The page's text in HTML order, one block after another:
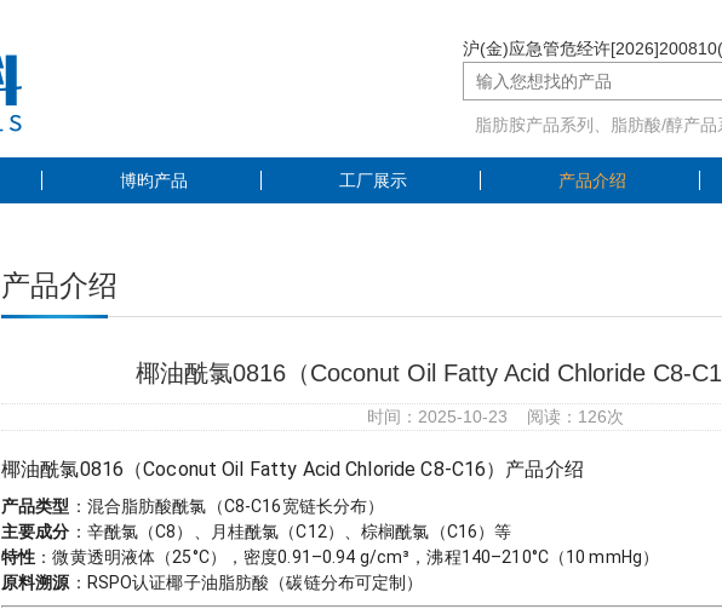
沪(金)应急管危经许
脂肪胺产品系列、脂肪酸/醇产品
博昀产品 工厂展示 产品介绍
产品介绍
椰油酰氯0816（Coconut Oil Fatty Acid Chloride C8-
时间：2025-10-23 阅读： 126次
椰油酰氯0816（Coconut Oil Fatty Acid Chloride C8-C16）产品介绍
产品类型 ：混合脂肪酸酰氯（C8-C16宽链长分布）
主要成分 ：辛酰氯（C8）、月桂酰氯（C12）、棕榈酰氯（C16）等
特性 ：微黄透明液体（25°C），密度0.91–0.94 g/cm³，沸程140–210°C（10 mmHg）
原料溯源 ：RSPO认证椰子油脂肪酸（碳链分布可定制）